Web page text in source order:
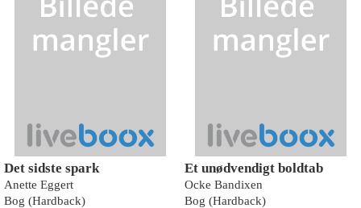
Det sidste spark
Anette Eggert
Bog (Hardback)
Et unødvendigt boldtab
Ocke Bandixen
Bog (Hardback)